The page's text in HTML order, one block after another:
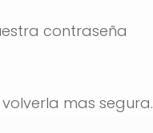
contraseña
mas segura.